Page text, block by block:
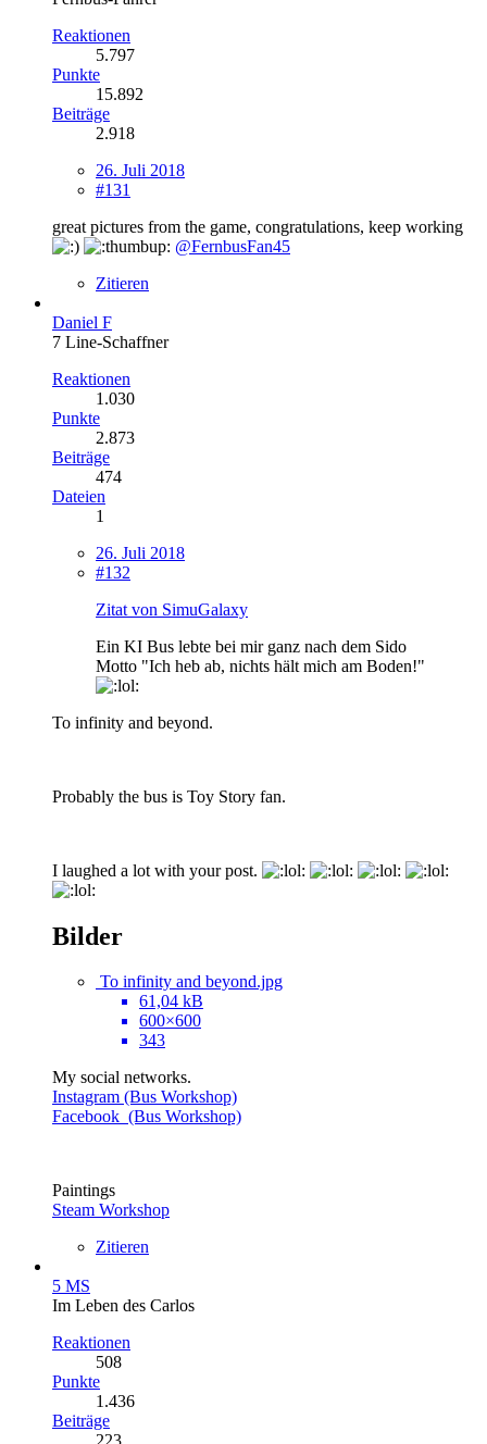
Reaktionen
5.797
Punkte
15.892
Beiträge
2.918
26. Juli 2018
#131
great pictures from the game, congratulations, keep working
@FernbusFan45
Zitieren
Daniel F
7 Line-Schaffner
Reaktionen
1.030
Punkte
2.873
Beiträge
474
Dateien
1
26. Juli 2018
#132
Zitat von SimuGalaxy
Ein KI Bus lebte bei mir ganz nach dem Sido
Motto "Ich heb ab, nichts hält mich am Boden!"
To infinity and beyond.
Probably the bus is Toy Story fan.
I laughed a lot with your post.
Bilder
To infinity and beyond.jpg
61,04 kB
600×600
343
My social networks.
Instagram (Bus Workshop)
Facebook (Bus Workshop)
Paintings
Steam Workshop
Zitieren
5 MS
Im Leben des Carlos
Reaktionen
508
Punkte
1.436
Beiträge